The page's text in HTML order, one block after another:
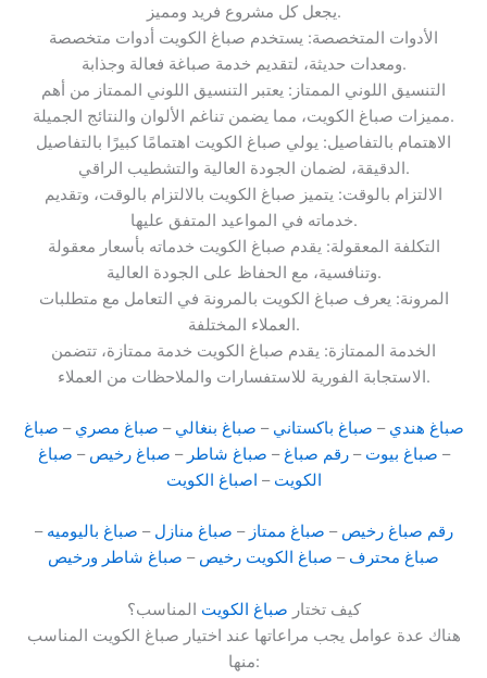
يجعل كل مشروع فريد ومميز.
الأدوات المتخصصة: يستخدم صباغ الكويت أدوات متخصصة
ومعدات حديثة، لتقديم خدمة صباغة فعالة وجذابة.
التنسيق اللوني الممتاز: يعتبر التنسيق اللوني الممتاز من أهم
مميزات صباغ الكويت، مما يضمن تناغم الألوان والنتائج الجميلة.
الاهتمام بالتفاصيل: يولي صباغ الكويت اهتمامًا كبيرًا بالتفاصيل
الدقيقة، لضمان الجودة العالية والتشطيب الراقي.
الالتزام بالوقت: يتميز صباغ الكويت بالالتزام بالوقت، وتقديم
خدماته في المواعيد المتفق عليها.
التكلفة المعقولة: يقدم صباغ الكويت خدماته بأسعار معقولة
وتنافسية، مع الحفاظ على الجودة العالية.
المرونة: يعرف صباغ الكويت بالمرونة في التعامل مع متطلبات
العملاء المختلفة.
الخدمة الممتازة: يقدم صباغ الكويت خدمة ممتازة، تتضمن
الاستجابة الفورية للاستفسارات والملاحظات من العملاء.
صباغ هندي – صباغ باكستاني – صباغ بنغالي – صباغ مصري – صباغ
– صباغ بيوت –رقم صباغ – صباغ شاطر – صباغ رخيص – صباغ
الكويت – اصباغ الكويت
رقم صباغ رخيص – صباغ ممتاز – صباغ منازل – صباغ باليوميه –
صباغ محترف – صباغ الكويت رخيص – صباغ شاطر ورخيص
كيف تختار صباغ الكويت المناسب؟
هناك عدة عوامل يجب مراعاتها عند اختيار صباغ الكويت المناسب
منها: